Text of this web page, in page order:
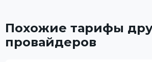
Похожие тарифы
провайдеров